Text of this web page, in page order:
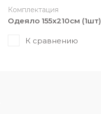
Комплектация
Одеяло 155х210см (1шт)
К сравнению